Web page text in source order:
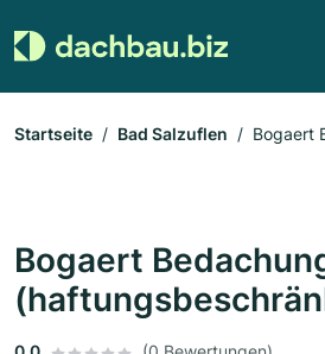
Startseite Bad Salzuflen
Bogaert
Bogaert